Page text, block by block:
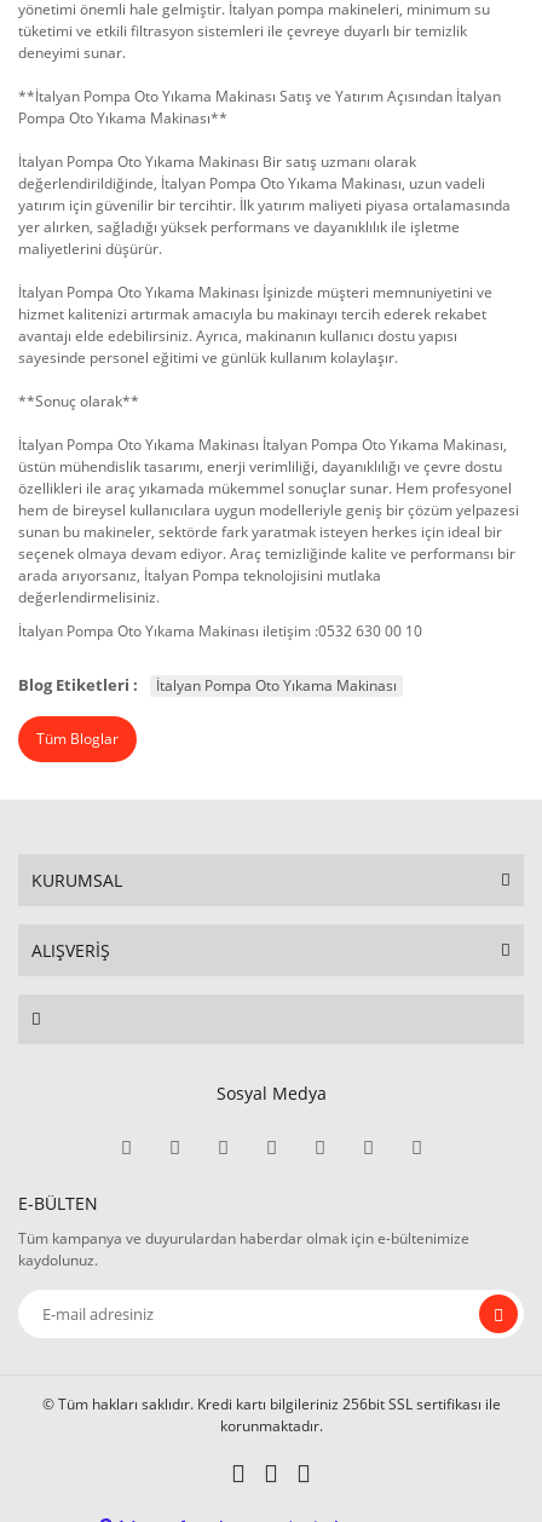
yönetimi önemli hale gelmiştir. İtalyan pompa makineleri, minimum su
tüketimi ve etkili filtrasyon sistemleri ile çevreye duyarlı bir temizlik
deneyimi sunar.
**İtalyan Pompa Oto Yıkama Makinası Satış ve Yatırım Açısından İtalyan
Pompa Oto Yıkama Makinası**
İtalyan Pompa Oto Yıkama Makinası Bir satış uzmanı olarak
değerlendirildiğinde, İtalyan Pompa Oto Yıkama Makinası, uzun vadeli
yatırım için güvenilir bir tercihtir. İlk yatırım maliyeti piyasa ortalamasında
yer alırken, sağladığı yüksek performans ve dayanıklılık ile işletme
maliyetlerini düşürür.
İtalyan Pompa Oto Yıkama Makinası İşinizde müşteri memnuniyetini ve
hizmet kalitenizi artırmak amacıyla bu makinayı tercih ederek rekabet
avantajı elde edebilirsiniz. Ayrıca, makinanın kullanıcı dostu yapısı
sayesinde personel eğitimi ve günlük kullanım kolaylaşır.
**Sonuç olarak**
İtalyan Pompa Oto Yıkama Makinası İtalyan Pompa Oto Yıkama Makinası,
üstün mühendislik tasarımı, enerji verimliliği, dayanıklılığı ve çevre dostu
özellikleri ile araç yıkamada mükemmel sonuçlar sunar. Hem profesyonel
hem de bireysel kullanıcılara uygun modelleriyle geniş bir çözüm yelpazesi
sunan bu makineler, sektörde fark yaratmak isteyen herkes için ideal bir
seçenek olmaya devam ediyor. Araç temizliğinde kalite ve performansı bir
arada arıyorsanız, İtalyan Pompa teknolojisini mutlaka
değerlendirmelisiniz.
İtalyan Pompa Oto Yıkama Makinası iletişim :0532 630 00 10
Blog Etiketleri : İtalyan Pompa Oto Yıkama Makinası
Tüm Bloglar
KURUMSAL
ALIŞVERİŞ
Sosyal Medya
E-BÜLTEN
Tüm kampanya ve duyurulardan haberdar olmak için e-bültenimize
kaydolunuz.
© Tüm hakları saklıdır. Kredi kartı bilgileriniz 256bit SSL sertifikası ile
korunmaktadır.